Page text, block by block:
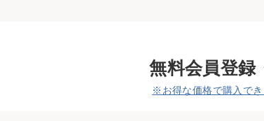
無料会員登録
※お得な価格で購入で